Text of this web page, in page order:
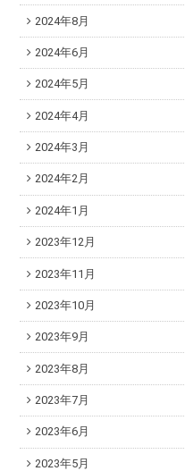
2024年8月
2024年6月
2024年5月
2024年4月
2024年3月
2024年2月
2024年1月
2023年12月
2023年11月
2023年10月
2023年9月
2023年8月
2023年7月
2023年6月
2023年5月